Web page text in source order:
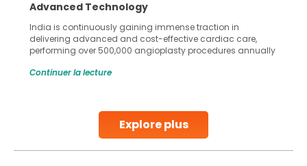
Explore plus
Collection and Processing Methods
Human sperm collection and processing are critical steps
in advanced reproductive techniques like In Vitro
Fertilization (IVF) and intrauterine insemination (IUI). These
challenges and help couples achieve their dream of
collected, they process the
Continuer la lecture